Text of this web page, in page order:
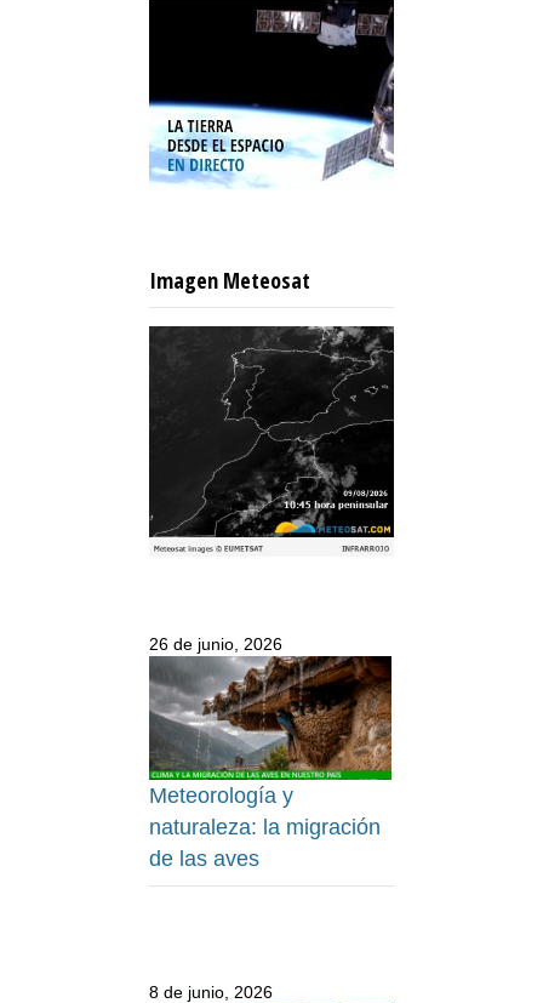
Imagen Meteosat
26 de junio, 2026
Meteorología y
naturaleza: la migración
de las aves
8 de junio, 2026